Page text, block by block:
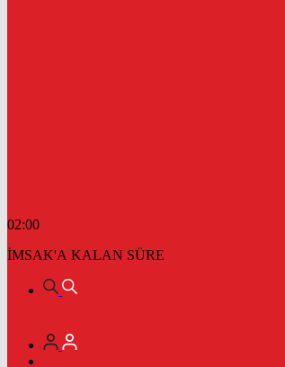
02:00
İMSAK'A KALAN SÜRE